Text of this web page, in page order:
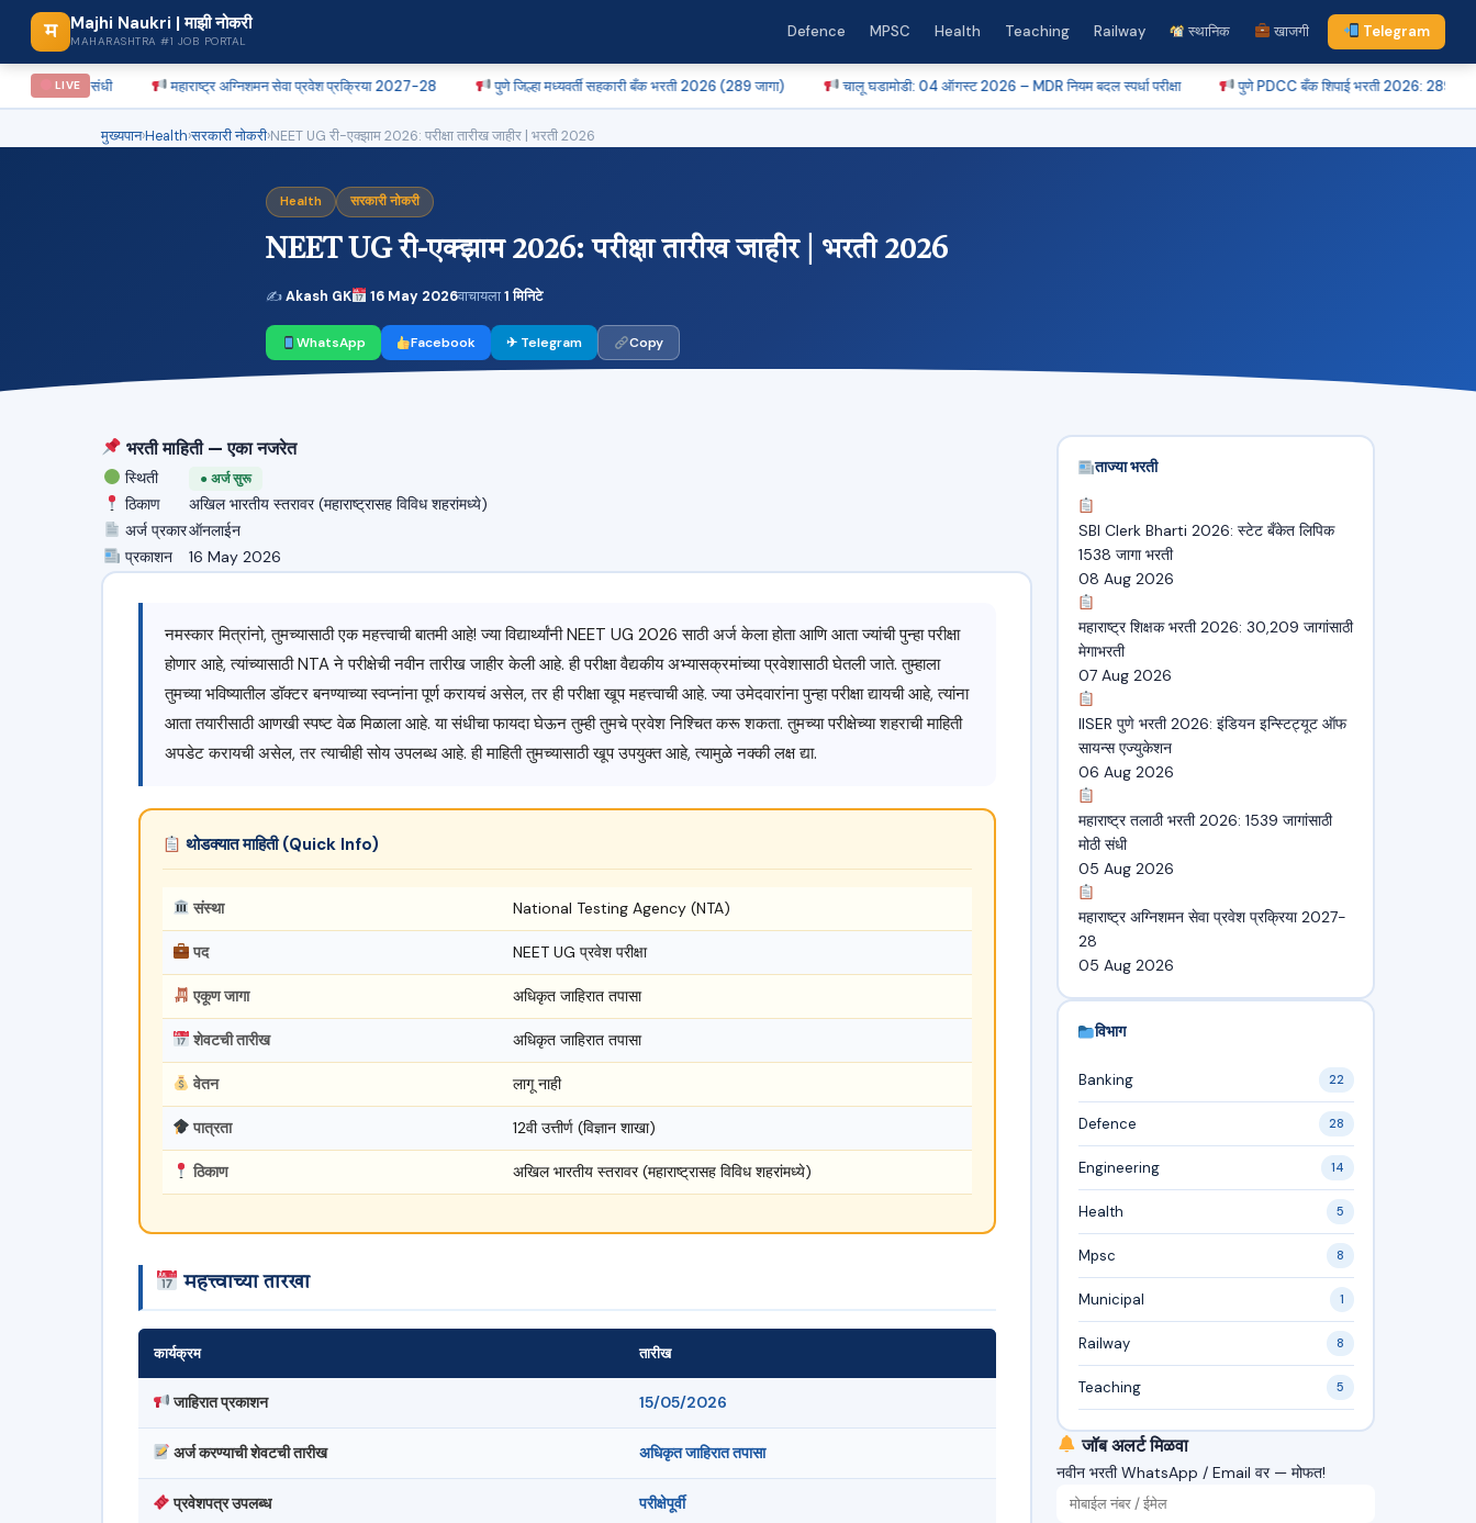
म Majhi Naukri | माझी नोकरी
MAHARASHTRA #1 JOB PORTAL
Defence MPSC Health Teaching Railway स्थानिक खाजगी Telegram
LIVE महाराष्ट्र अग्निशमन सेवा प्रवेश प्रक्रिया 2027-28 पुणे जिल्हा मध्यवर्ती सहकारी बँक भरती 2026 (289 जागा) चालू घडामोडी: 04 ऑगस्ट 2026 – MDR नियम बदल स्पर्धा परीक्षा पुणे PDCC बँक शिपाई भरती 2026: 289 जागा, लगेच अर्ज
मुख्यपान›Health›सरकारी नोकरी›NEET UG री-एक्झाम 2026: परीक्षा तारीख जाहीर | भरती 2026
Health सरकारी नोकरी
NEET UG री-एक्झाम 2026: परीक्षा तारीख जाहीर | भरती 2026
✍Akash GK 16 May 2026वाचायला1 मिनिटे
WhatsApp Facebook ✈ Telegram Copy
भरती माहिती — एका नजरेत
स्थिती ● अर्ज सुरू
ठिकाण
अखिल भारतीय स्तरावर (महाराष्ट्रासह विविध शहरांमध्ये)
अर्ज प्रकारऑनलाईन
प्रकाशन
16 May 2026
नमस्कार मित्रांनो, तुमच्यासाठी एक महत्त्वाची बातमी आहे! ज्या विद्यार्थ्यांनी NEET UG 2026 साठी अर्ज केला होता आणि आता ज्यांची पुन्हा परीक्षा
होणार आहे, त्यांच्यासाठी NTA ने परीक्षेची नवीन तारीख जाहीर केली आहे. ही परीक्षा वैद्यकीय अभ्यासक्रमांच्या प्रवेशासाठी घेतली जाते. तुम्हाला
तुमच्या भविष्यातील डॉक्टर बनण्याच्या स्वप्नांना पूर्ण करायचं असेल, तर ही परीक्षा खूप महत्त्वाची आहे. ज्या उमेदवारांना पुन्हा परीक्षा द्यायची आहे, त्यांना
आता तयारीसाठी आणखी स्पष्ट वेळ मिळाला आहे. या संधीचा फायदा घेऊन तुम्ही तुमचे प्रवेश निश्चित करू शकता. तुमच्या परीक्षेच्या शहराची माहिती
अपडेट करायची असेल, तर त्याचीही सोय उपलब्ध आहे. ही माहिती तुमच्यासाठी खूप उपयुक्त आहे, त्यामुळे नक्की लक्ष द्या.
थोडक्यात माहिती (Quick Info)
संस्था National Testing Agency (NTA)
पद NEET UG प्रवेश परीक्षा
एकूण जागा अधिकृत जाहिरात तपासा
शेवटची तारीख अधिकृत जाहिरात तपासा
वेतन लागू नाही
पात्रता 12वी उत्तीर्ण (विज्ञान शाखा)
ठिकाण अखिल भारतीय स्तरावर (महाराष्ट्रासह विविध शहरांमध्ये)
महत्त्वाच्या तारखा
कार्यक्रम तारीख
जाहिरात प्रकाशन 15/05/2026
अर्ज करण्याची शेवटची तारीख अधिकृत जाहिरात तपासा
प्रवेशपत्र उपलब्ध परीक्षेपूर्वी
ताज्या भरती
SBI Clerk Bharti 2026: स्टेट बँकेत लिपिक
1538 जागा भरती
08 Aug 2026
महाराष्ट्र शिक्षक भरती 2026: 30,209 जागांसाठी
मेगाभरती
07 Aug 2026
IISER पुणे भरती 2026: इंडियन इन्स्टिट्यूट ऑफ
सायन्स एज्युकेशन
06 Aug 2026
महाराष्ट्र तलाठी भरती 2026: 1539 जागांसाठी
मोठी संधी
05 Aug 2026
महाराष्ट्र अग्निशमन सेवा प्रवेश प्रक्रिया 2027-
28
05 Aug 2026
विभाग
Banking 22
Defence 28
Engineering 14
Health 5
Mpsc 8
Municipal 1
Railway 8
Teaching 5
जॉब अलर्ट मिळवा
नवीन भरती WhatsApp / Email वर — मोफत!